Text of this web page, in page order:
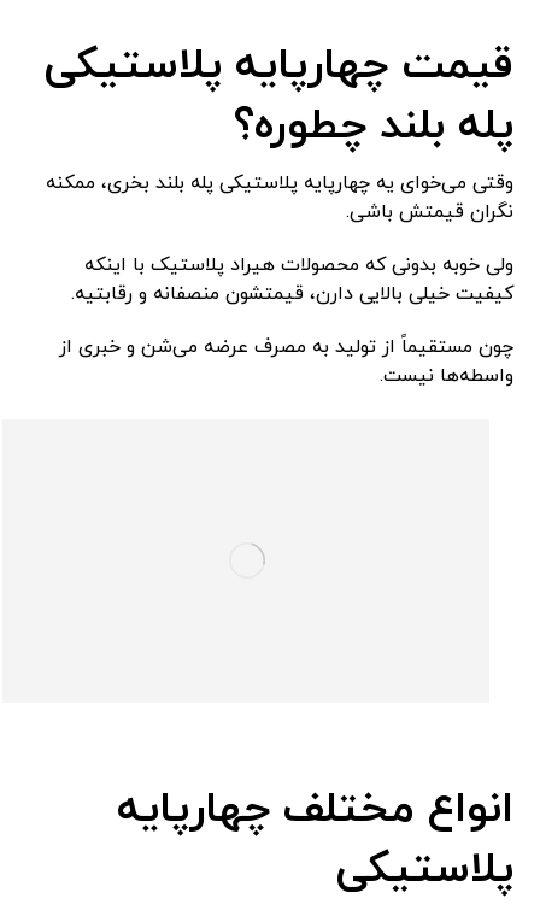
قیمت چهارپایه پلاستیکی
پله بلند چطوره؟
وقتی می‌خوای یه چهارپایه پلاستیکی پله بلند بخری، ممکنه
نگران قیمتش باشی.
ولی خوبه بدونی که محصولات هیراد پلاستیک با اینکه
کیفیت خیلی بالایی دارن، قیمتشون منصفانه و رقابتیه.
چون مستقیماً از تولید به مصرف عرضه می‌شن و خبری از
واسطه‌ها نیست.
انواع مختلف چهارپایه
پلاستیکی